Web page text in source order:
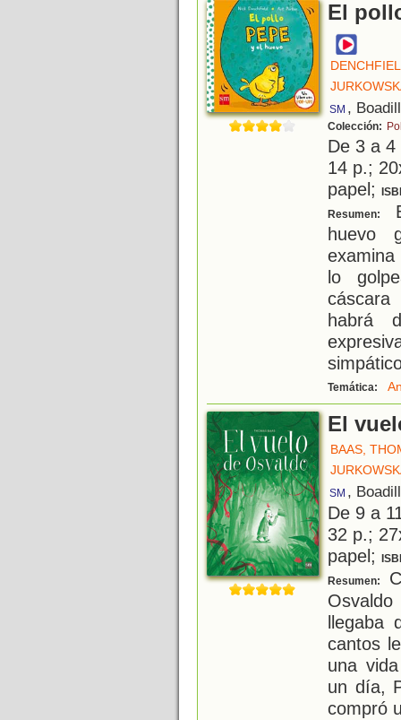
El
SM ,
Colección:
De 3 a
14 p.;
papel;
Resumen:
huevo
examina
lo
habrá
Temática:
El
BAAS,
SM ,
De 9 a
32 p.;
papel;
Resumen:
llegaba
cantos
una
un día,
compró